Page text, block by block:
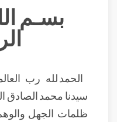
بسـم
الحمد لله رب
سيدنا محمد الصادق
ظلمات الجهل